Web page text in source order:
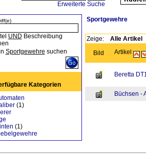
Erweiterte Suche
UND Beschreibung
Sportgewehre suchen
Kategorien
(1)
(1)
Sportgewehre
Zeige: Alle Artikel
Bild
Artikel
Beretta
Büchsen -